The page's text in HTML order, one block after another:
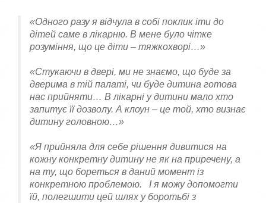
«Одного разу я відчула в собі поклик іти до
дітей саме в лікарню. В мене було чітке
розуміння, що це діти – тяжкохворі…»
«Стукаючи в двері, ми не знаємо, що буде за
дверима в тій палаті, чи буде дитина готова
нас прийняти… В лікарні у дитини мало хто
запитує її дозволу. А клоун – це той, хто визнає
дитину головною…»
«Я прийняла для себе рішення дивитися на
кожну конкретну дитину не як на приречену, а
на ту, що бореться в даний момент із
конкретною проблемою. І я можу допомогти
їй, полегшити цей шлях у боротьбі з